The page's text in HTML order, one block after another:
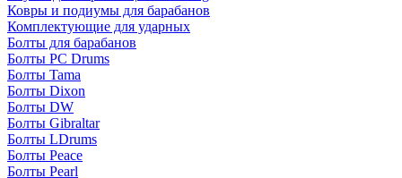
Ковры и подиумы для барабанов
Комплектующие для ударных
Болты для барабанов
Болты PC Drums
Болты Tama
Болты Dixon
Болты DW
Болты Gibraltar
Болты LDrums
Болты Peace
Болты Pearl